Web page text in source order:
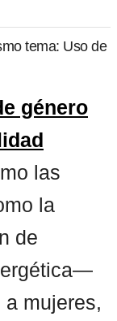
tema: Uso de
género
las
la
de
mujeres,